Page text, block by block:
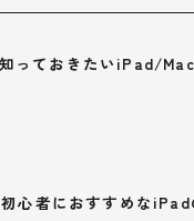
っておきたいiPad/
初心者におすすめな